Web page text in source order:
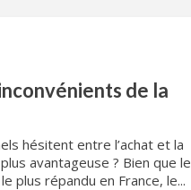
de la
hésitent entre l’achat et la
avantageuse ? Bien que le
plus répandu en France, le...